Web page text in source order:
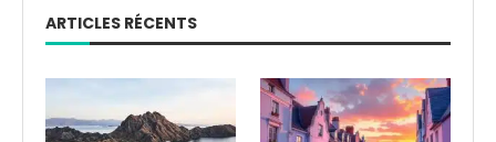
ARTICLES RÉCENTS